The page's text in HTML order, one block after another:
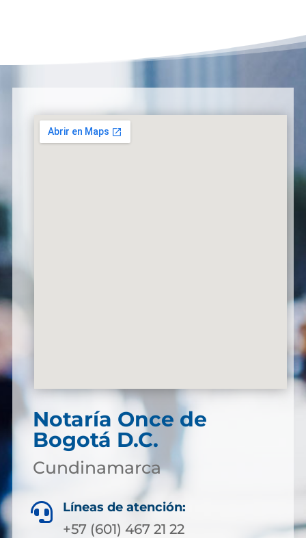
Notaría Once de
Bogotá D.C.
Cundinamarca
 Líneas de atención:
+57 (601) 467 21 22